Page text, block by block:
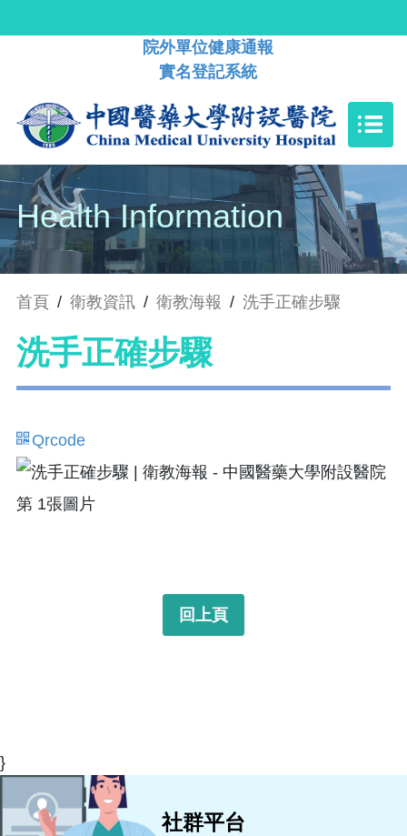
院外單位健康通報
實名登記系統
Health Information
首頁 / 衛教資訊 / 衛教海報 / 洗手正確步驟
洗手正確步驟
Qrcode
回上頁
}
社群平台